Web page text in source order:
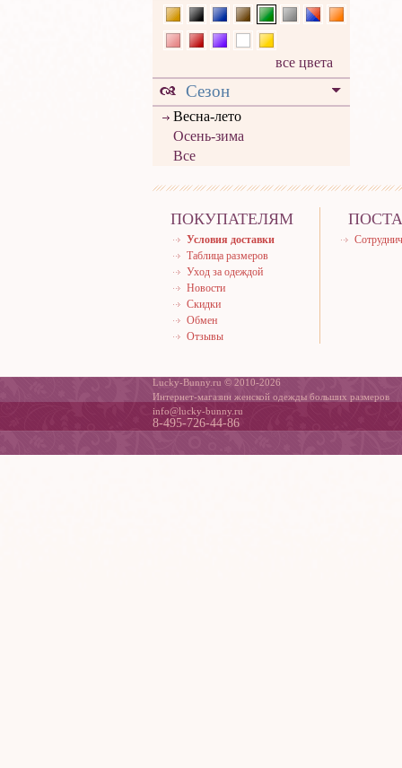
все цвета
Сезон
Весна-лето
Осень-зима
Все
ПОКУПАТЕЛЯМ
Условия доставки
Таблица размеров
Уход за одеждой
Новости
Скидки
Обмен
Отзывы
Lucky-Bunny.ru © 2010-2026
Интернет-магазин женской одежды больших размеров
info@lucky-bunny.ru
8-495-726-44-86